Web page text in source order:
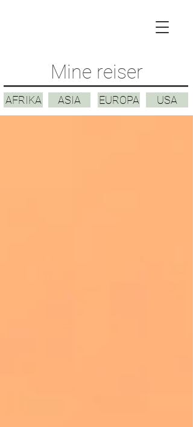
Mine reiser
AFRIKA ASIA EUROPA USA